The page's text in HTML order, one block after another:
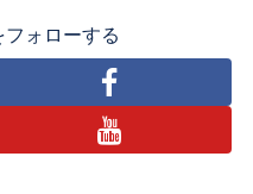
ォローする